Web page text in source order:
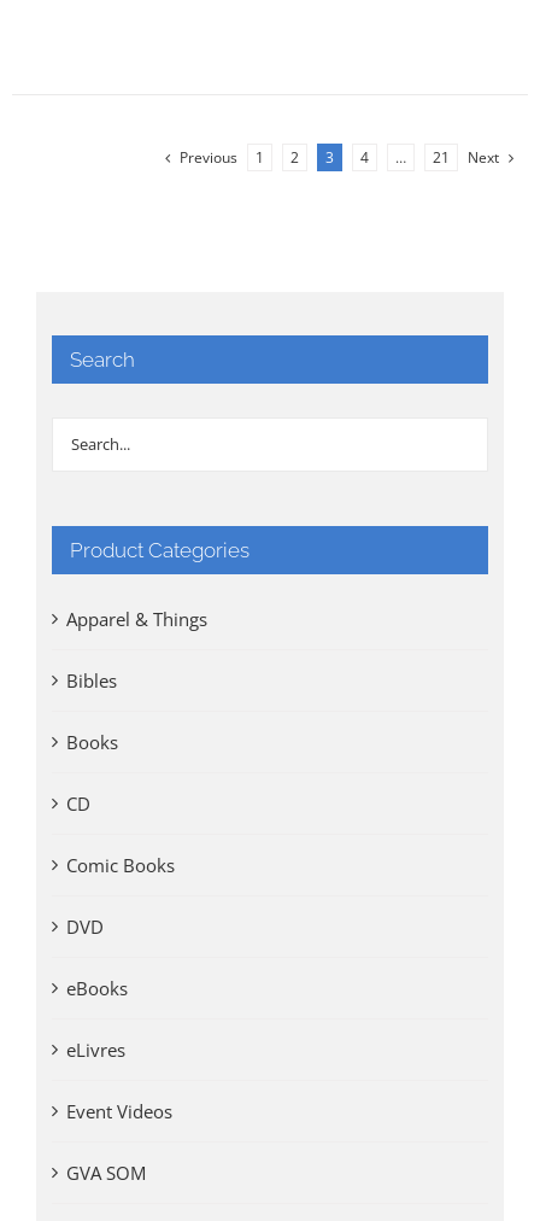
Previous 1 2 3 4 … 21 Next
Search
Product Categories
Apparel & Things
Bibles
Books
CD
Comic Books
DVD
eBooks
eLivres
Event Videos
GVA SOM